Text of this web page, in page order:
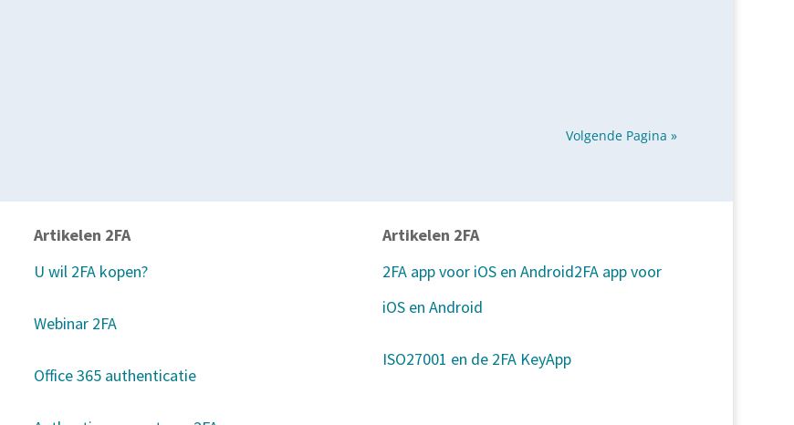
Volgende Pagina »
Artikelen 2FA
U wil 2FA kopen?
Webinar 2FA
Office 365 authenticatie
Artikelen 2FA
2FA app voor iOS en Android2FA app voor
iOS en Android
ISO27001 en de 2FA KeyApp